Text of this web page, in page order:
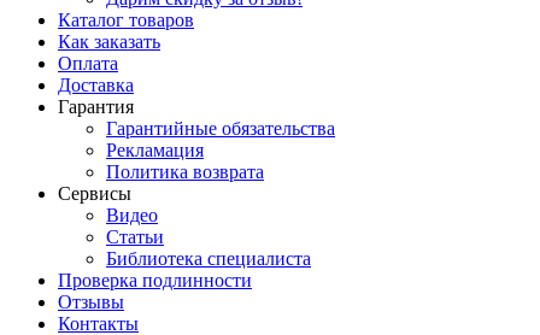
Каталог товаров
Как заказать
Оплата
Доставка
Гарантия
Гарантийные обязательства
Рекламация
Политика возврата
Сервисы
Видео
Статьи
Библиотека специалиста
Проверка подлинности
Отзывы
Контакты